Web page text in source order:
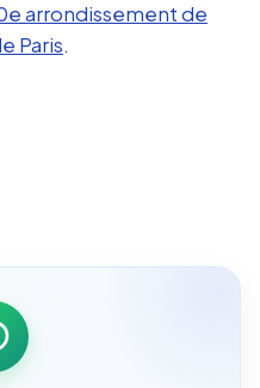
arrondissement de
Paris.